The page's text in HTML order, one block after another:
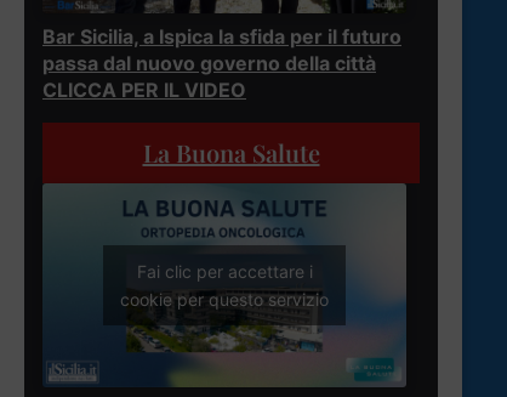
Bar Sicilia, a Ispica la sfida per il futuro
passa dal nuovo governo della città
CLICCA PER IL VIDEO
La Buona Salute
Fai clic per accettare i
cookie per questo servizio